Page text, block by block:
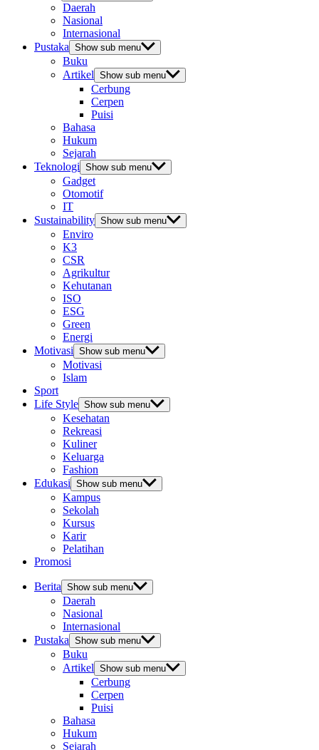
Daerah
Nasional
Internasional
Pustaka Show sub menu
Buku
Artikel Show sub menu
Cerbung
Cerpen
Puisi
Bahasa
Hukum
Sejarah
Teknologi Show sub menu
Gadget
Otomotif
IT
Sustainability Show sub menu
Enviro
K3
CSR
Agrikultur
Kehutanan
ISO
ESG
Green
Energi
Motivasi Show sub menu
Motivasi
Islam
Sport
Life Style Show sub menu
Kesehatan
Rekreasi
Kuliner
Keluarga
Fashion
Edukasi Show sub menu
Kampus
Sekolah
Kursus
Karir
Pelatihan
Promosi
Berita Show sub menu
Daerah
Nasional
Internasional
Pustaka Show sub menu
Buku
Artikel Show sub menu
Cerbung
Cerpen
Puisi
Bahasa
Hukum
Sejarah